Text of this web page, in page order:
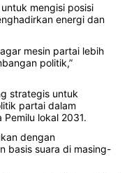
mengisi posisi
energi dan
mesin partai lebih
politik,”
strategis untuk
partai dalam
lokal 2031.
dengan
basis suara di masing-